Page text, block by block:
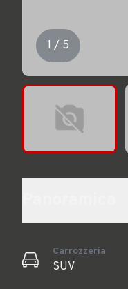
1 / 5
Carrozzeria
SUV